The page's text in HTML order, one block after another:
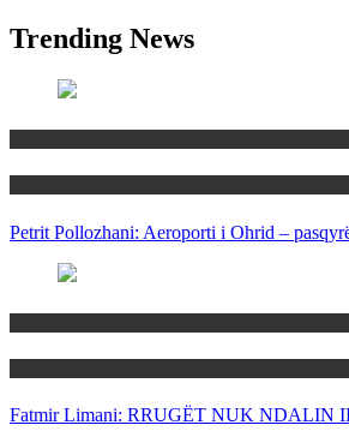
Trending News
Petrit Pollozhani: Aeroporti i Ohrid –
Fatmir Limani: RRUGËT NUK NDALIN